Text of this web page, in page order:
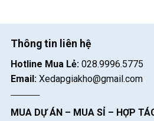
Thông tin liên hệ
Hotline Mua Lẻ: 028.9996.5775
Email: Xedapgiakho@gmail.com
MUA DỰ ÁN – MUA SỈ – HỢP